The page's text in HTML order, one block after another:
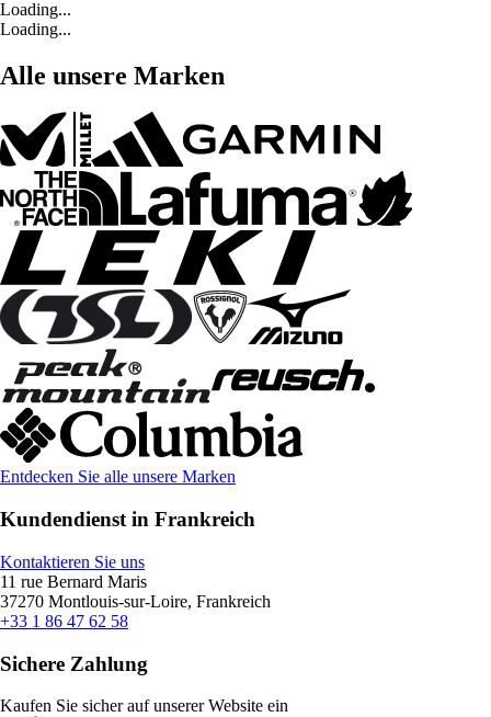
Loading...
Loading...
Alle unsere Marken
Entdecken Sie alle unsere Marken
Kundendienst in Frankreich
Kontaktieren Sie uns
11 rue Bernard Maris
37270 Montlouis-sur-Loire, Frankreich
+33 1 86 47 62 58
Sichere Zahlung
Kaufen Sie sicher auf unserer Website ein